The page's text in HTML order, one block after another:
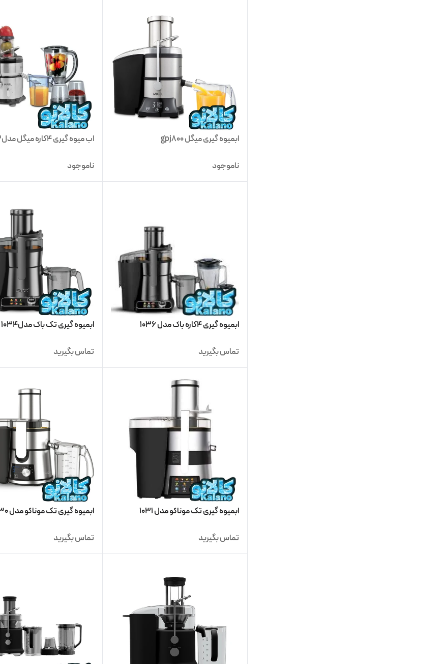
ابمیوه گیری میگل gpj800
ناموجود
اب میوه گیری 4کاره میگل مدلgpj182
ناموجود
ابمیوه گیری 4کاره باک مدل 1036
تماس بگیرید
ابمیوه گیری تک باک مدل1034
تماس بگیرید
ابمیوه گیری تک موناکو مدل 1031
تماس بگیرید
ابمیوه گیری تک موناکو مدل 1030
تماس بگیرید